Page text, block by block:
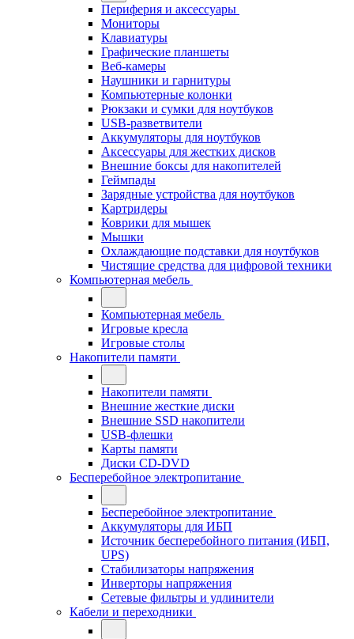
Периферия и аксессуары
Мониторы
Клавиатуры
Графические планшеты
Веб-камеры
Наушники и гарнитуры
Компьютерные колонки
Рюкзаки и сумки для ноутбуков
USB-разветвители
Аккумуляторы для ноутбуков
Аксессуары для жестких дисков
Внешние боксы для накопителей
Геймпады
Зарядные устройства для ноутбуков
Картридеры
Коврики для мышек
Мышки
Охлаждающие подставки для ноутбуков
Чистящие средства для цифровой техники
Компьютерная мебель
Компьютерная мебель
Игровые кресла
Игровые столы
Накопители памяти
Накопители памяти
Внешние жесткие диски
Внешние SSD накопители
USB-флешки
Карты памяти
Диски CD-DVD
Бесперебойное электропитание
Бесперебойное электропитание
Аккумуляторы для ИБП
Источник бесперебойного питания (ИБП,
UPS)
Стабилизаторы напряжения
Инверторы напряжения
Сетевые фильтры и удлинители
Кабели и переходники